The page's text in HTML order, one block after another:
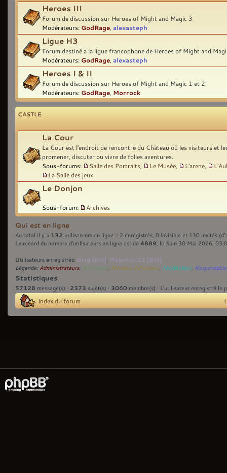
Heroes III
Forum de discussion sur Heroes of Might and Magic 3
Modérateurs: GodRage alexasteph
Ligue H3
Forum destiné a la ligue francophone de Heroes of Might and
Modérateurs: GodRage alexasteph
Heroes I & II
Forum de discussion sur Heroes of Might and Magic 1 et 2
Modérateurs: GodRage Morrock
CASTLE
La Cour
La Cour est l'endroit de rencontre du Château où les visiteurs et
promener, discuter ou vivre de folles aventures.
Sous-forums:
Salle des Portraits Le Musée L'arene
La Salle des jeux
Le Donjon
Sous-forum: Archives
Qui est en ligne
Au total il y a 132 utilisateurs en ligne :: 2 enregistrés, 0 invisible et 130 invités
Le record du nombre d’utilisateurs en ligne est de 4889 , le Sam 30 Mai 2026,
Utilisateurs enregistrés: Bing [Bot] Majestic-12 [Bot]
Légende: Administrateurs, Archanges Membre d'Honneur, Modérateur,
Statistiques
57128 message(s) • 2373 sujet(s) • 3060 membre(s) • L’utilisateur enregistré le
Index du forum